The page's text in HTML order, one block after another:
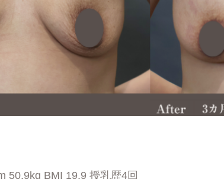
50.9kg BMI 19.9 授乳歴4回